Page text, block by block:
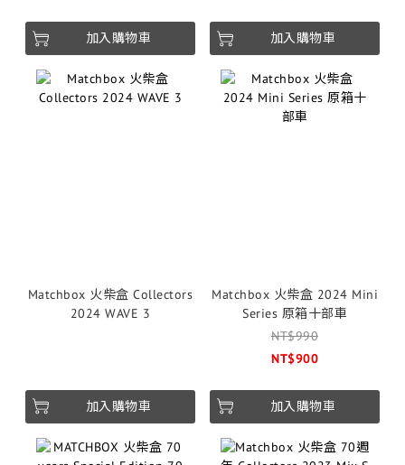
加入購物車 加入購物車
Matchbox 火柴盒 Collectors
2024 WAVE 3
加入購物車
Matchbox 火柴盒 2024 Mini
Series 原箱十部車
NT$990
NT$900
加入購物車